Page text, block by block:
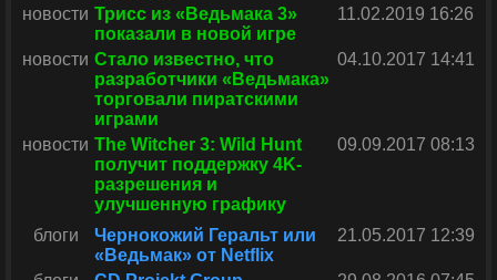
новости Трисс из «Ведьмака 3»
показали в новой игре
11.02.2019 16:26
новости Стало известно, что
разработчики «Ведьмака»
торговали пиратскими
играми
04.10.2017 14:41
новости The Witcher 3: Wild Hunt
получит поддержку 4K-
разрешения и
улучшенную графику
09.09.2017 08:13
блоги
Чернокожий Геральт или
«Ведьмак» от Netflix
21.05.2017 12:39